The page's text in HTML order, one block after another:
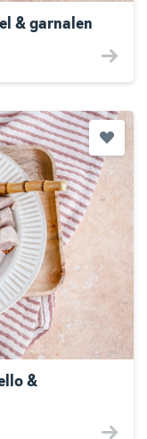
& garnalen
&